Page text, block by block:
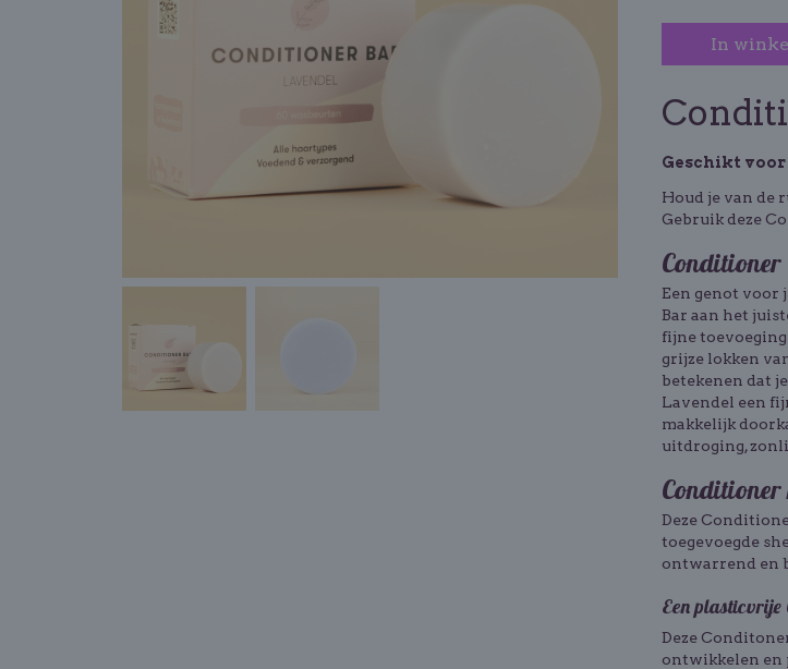
In
Geschikt voor
Houd je van de
Gebruik deze
Een genot voor
Bar aan het
fijne
grijze lokken
betekenen dat
Lavendel een
makkelijk
uitdroging,
Deze
toegevoegde
ontwarrend en
Een
Deze
ontwikkelen en